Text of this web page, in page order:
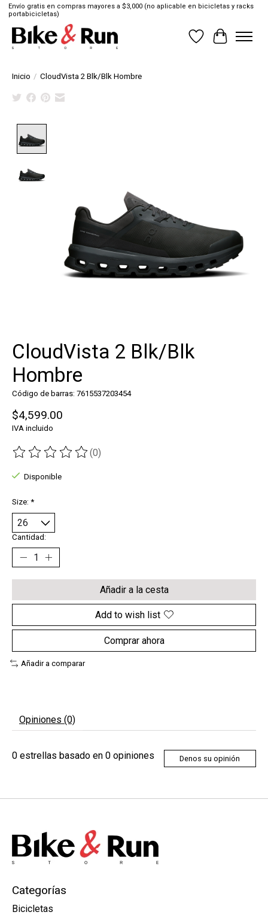
Envío gratis en compras mayores a $3,000 (no aplicable en bicicletas y racks
portabicicletas)
Lista de deseos
Cesta
Inicio / CloudVista 2 Blk/Blk Hombre
CloudVista 2 Blk/Blk
Hombre
Código de barras: 7615537203454
$4,599.00
IVA incluido
The rating of this product is
(0)
Disponible
Size: *
Cantidad:
Añadir a la cesta
Add to wish list
Comprar ahora
Añadir a comparar
Opiniones (0)
0 estrellas basado en 0 opiniones Denos su opinión
Categorías
Bicicletas